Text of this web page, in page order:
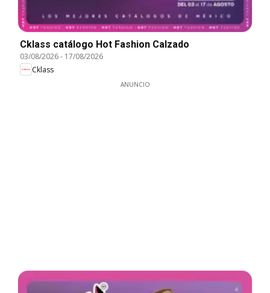
Cklass catálogo Hot Fashion Calzado
03/08/2026- 17/08/2026
Cklass
ANUNCIO